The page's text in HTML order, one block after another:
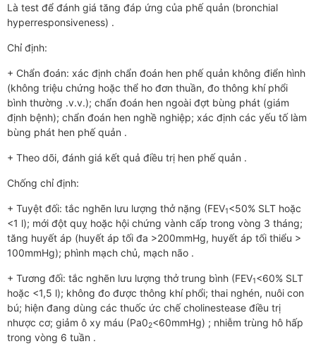
Là test để đánh giá tăng đáp ứng của phế quản (bronchial
hyperresponsiveness) .
Chỉ định:
+ Chẩn đoán: xác định chẩn đoán hen phế quản không điển hình
(không triệu chứng hoặc thể ho đơn thuần, đo thông khí phổi
bình thường .v.v.); chẩn đoán hen ngoài đợt bùng phát (giám
định bệnh); chẩn đoán hen nghề nghiệp; xác định các yếu tố làm
bùng phát hen phế quản .
+ Theo dõi, đánh giá kết quả điều trị hen phế quản .
Chống chỉ định:
+ Tuyệt đối: tắc nghẽn lưu lượng thở nặng (FEV­1<50% SLT hoặc
<1 l); mới đột quỵ hoặc hội chứng vành cấp trong vòng 3 tháng;
tăng huyết áp (huyết áp tối đa >200mmHg, huyết áp tối thiểu >
100mmHg); phình mạch chủ, mạch não .
+ Tương đối: tắc nghẽn lưu lượng thở trung bình (FEV1<60% SLT
hoặc <1,5 l); không đo được thông khí phổi; thai nghén, nuôi con
bú; hiện đang dùng các thuốc ức chế cholinestease điều trị
nhược cơ; giảm ô xy máu (Pa02<60mmHg) ; nhiễm trùng hô hấp
trong vòng 6 tuần .